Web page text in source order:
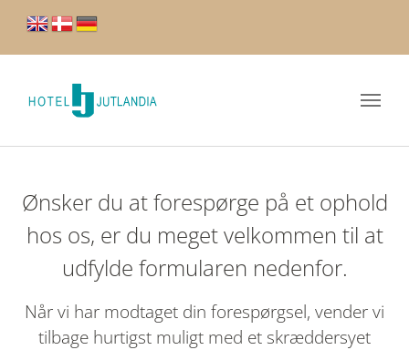
Ønsker du at forespørge på et ophold
hos os, er du meget velkommen til at
udfylde formularen nedenfor.
Når vi har modtaget din forespørgsel, vender vi
tilbage hurtigst muligt med et skræddersyet